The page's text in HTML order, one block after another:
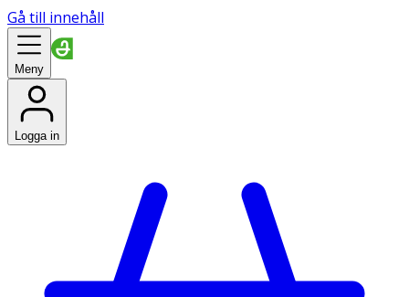
Gå till innehåll
Meny
Logga in